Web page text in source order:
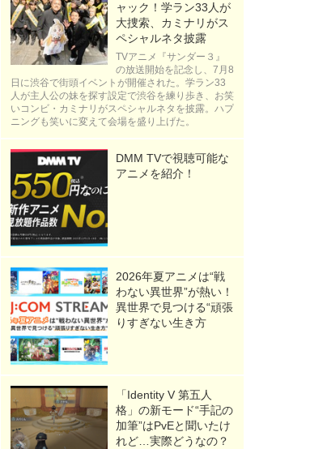
ャック！学ラン33人が
大捜索、カミナリがス
ペシャルネタ披露
TVアニメ『サンダー３』
の放送開始を記念し、7月8
日に渋谷で街頭イベントが開催された。学ラン33
人が主人公の妹を探す設定で渋谷を練り歩き、お笑
いコンビ・カミナリがスペシャルネタを披露。ハプ
ニングも笑いに変えて会場を盛り上げた。
DMM TVで視聴可能な
アニメを紹介！
2026年夏アニメは“戦
わない異世界”が熱い！
異世界で見つける“頑張
りすぎない生き方
「Identity V 第五人
格」の新モード“手記の
加筆”はPvEと聞いたけ
れど…実際どうなの？